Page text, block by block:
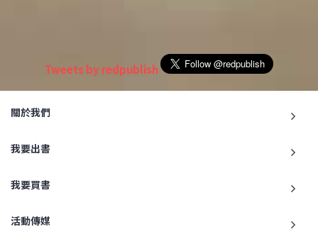
Tweets by redpublish
關於我們
我要出書
我要買書
活動傳媒